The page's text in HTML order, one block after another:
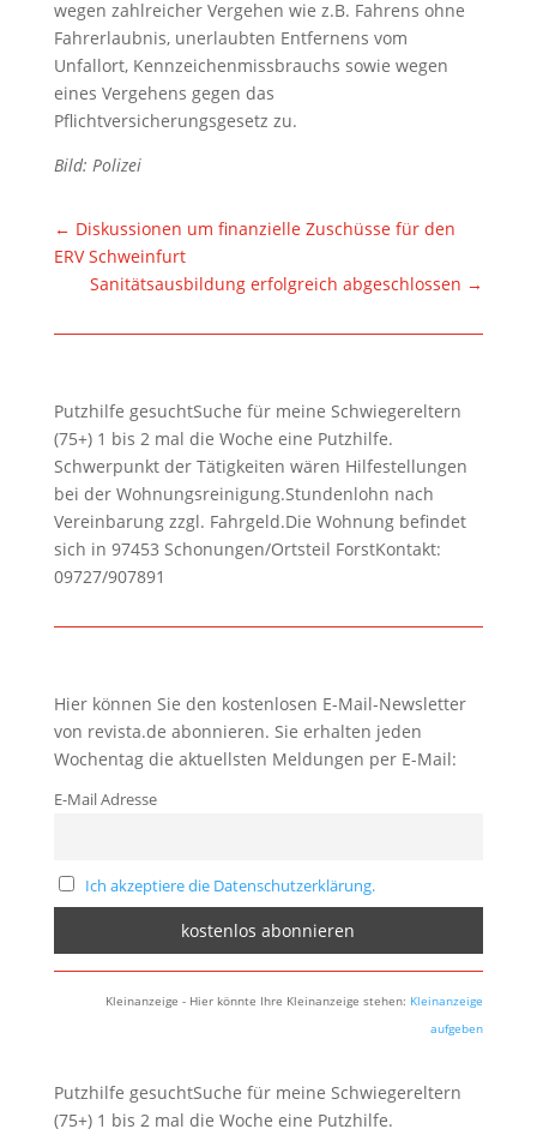
wegen zahlreicher Vergehen wie z.B. Fahrens ohne
Fahrerlaubnis, unerlaubten Entfernens vom
Unfallort, Kennzeichenmissbrauchs sowie wegen
eines Vergehens gegen das
Pflichtversicherungsgesetz zu.
Bild: Polizei
← Diskussionen um finanzielle Zuschüsse für den
ERV Schweinfurt
Sanitätsausbildung erfolgreich abgeschlossen →
Putzhilfe gesuchtSuche für meine Schwiegereltern
(75+) 1 bis 2 mal die Woche eine Putzhilfe.
Schwerpunkt der Tätigkeiten wären Hilfestellungen
bei der Wohnungsreinigung.Stundenlohn nach
Vereinbarung zzgl. Fahrgeld.Die Wohnung befindet
sich in 97453 Schonungen/Ortsteil ForstKontakt:
09727/907891
Hier können Sie den kostenlosen E-Mail-Newsletter
von revista.de abonnieren. Sie erhalten jeden
Wochentag die aktuellsten Meldungen per E-Mail:
E-Mail Adresse
Ich akzeptiere die Datenschutzerklärung.
Kleinanzeige - Hier könnte Ihre Kleinanzeige stehen: Kleinanzeige
aufgeben
Putzhilfe gesuchtSuche für meine Schwiegereltern
(75+) 1 bis 2 mal die Woche eine Putzhilfe.